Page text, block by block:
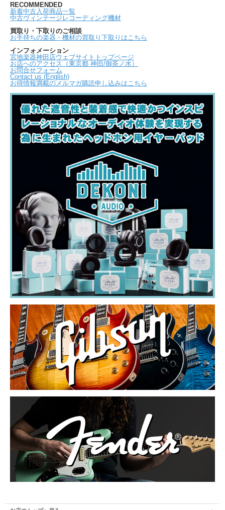
RECOMMENDED
新着中古入荷商品一覧
中古ヴィンテージレコーディング機材
買取り・下取りのご相談
お手持ちの楽器・機材の買取り下取りはこちら
インフォメーション
宮地楽器神田店ウェブサイトトップページ
お店へのアクセス（東京都 神田/御茶ノ水）
お問合せフォーム
Contact us (English)
お得情報満載のメルマガ購読申し込みはこちら